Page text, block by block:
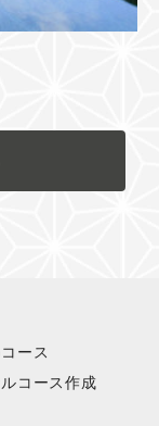
ース
コース作成